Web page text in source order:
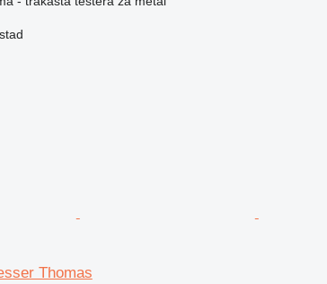
Thomas